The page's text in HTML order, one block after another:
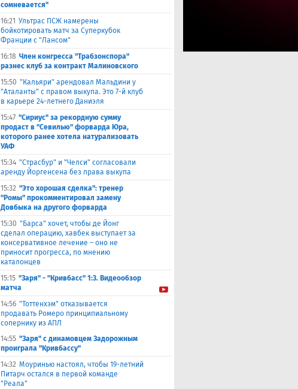
сомневается"
16:21 Ультрас ПСЖ намерены
бойкотировать матч за Суперкубок
Франции с "Лансом"
16:18 Член конгресса "Трабзонспора"
разнес клуб за контракт Малиновского
15:50 "Кальяри" арендовал Мальдини у
"Аталанты" с правом выкупа. Это 7-й клуб
в карьере 24-летнего Даниэля
15:47 "Сириус" за рекордную сумму
продаст в "Севилью" форварда Юра,
которого ранее хотела натурализовать
УАФ
15:34 "Страсбур" и "Челси" согласовали
аренду Йоргенсена без права выкупа
15:32 "Это хорошая сделка": тренер
"Ромы" прокомментировал замену
Довбыка на другого форварда
15:30 "Барса" хочет, чтобы де Йонг
сделал операцию, хавбек выступает за
консервативное лечение – оно не
приносит прогресса, по мнению
каталонцев
15:15 "Заря" - "Кривбасс" 1:3. Видеообзор
матча
14:56 "Тоттенхэм" отказывается
продавать Ромеро принципиальному
сопернику из АПЛ
14:55 "Заря" с динамовцем Задорожным
проиграла "Кривбассу"
14:32 Моуринью настоял, чтобы 19-летний
Питарч остался в первой команде
"Реала"